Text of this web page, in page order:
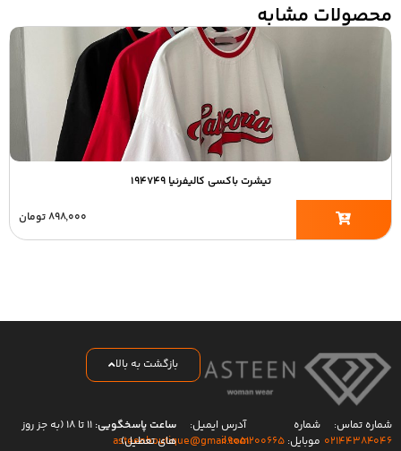
محصولات مشابه
تیشرت باکسی کالیفرنیا ۱۹۴۷۴۹
۸۹۸,۰۰۰تومان
بازگشت به بالا
شماره تماس:
۰۲۱۴۴۳۸۴۰۴۶
شماره
موبایل: ۰۹۰۵۱۲۰۰۶۶۵
آدرس ایمیل:
asteenboutique@gmail.com
ساعت پاسخگویی:
۱۱ تا ۱۸ (به جز روز
های تعطیل)